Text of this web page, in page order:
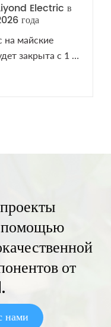
Electric в
года
на майские
закрыта с 1 по
на
помощью
от
нами